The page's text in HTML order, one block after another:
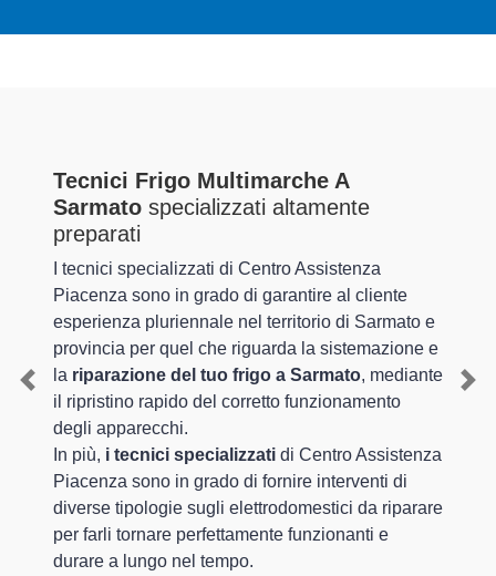
Tecnici Frigo Multimarche A
Sarmato specializzati altamente
preparati
I tecnici specializzati di Centro Assistenza
Piacenza sono in grado di garantire al cliente
esperienza pluriennale nel territorio di Sarmato e
provincia per quel che riguarda la sistemazione e
la riparazione del tuo frigo a Sarmato, mediante
il ripristino rapido del corretto funzionamento
degli apparecchi.
In più, i tecnici specializzati di Centro Assistenza
Piacenza sono in grado di fornire interventi di
diverse tipologie sugli elettrodomestici da riparare
per farli tornare perfettamente funzionanti e
durare a lungo nel tempo.
Previous